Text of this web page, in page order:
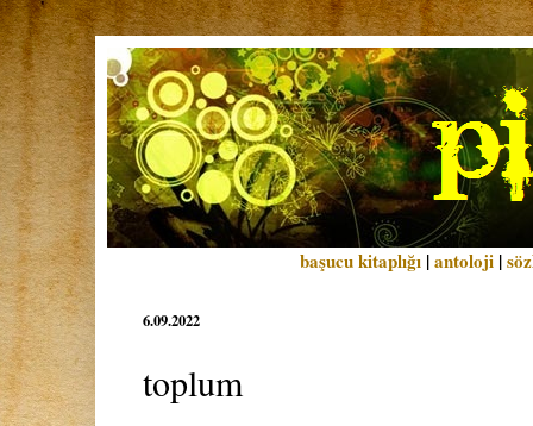
başucu kitaplığı |antoloji |
6.09.2022
toplum